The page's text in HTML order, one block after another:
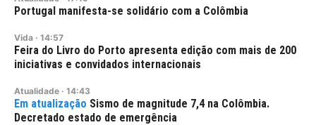
Portugal manifesta-se solidário com a Colômbia
Vida · 14:57
Feira do Livro do Porto apresenta edição com mais de 200
iniciativas e convidados internacionais
Atualidade · 14:43
Sismo de magnitude 7,4 na Colômbia.
Decretado estado de emergência